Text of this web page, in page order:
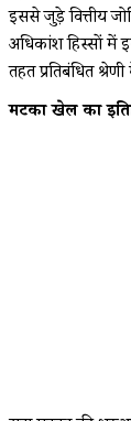
इससे जुड़े वित्तीय
अधिकांश हिस्सों में
तहत प्रतिबंधित
मटका खेल का